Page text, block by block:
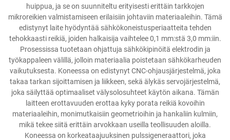
huippua, ja se on suunniteltu erityisesti erittäin tarkkojen
mikroreikien valmistamiseen erilaisiin johtaviin materiaaleihin. Tämä
edistynyt laite hyödyntää sähkökoneistusperiaatteita tehden
tehokkaasti reikiä, joiden halkaisija vaihtelee 0,1 mm:stä 3,0 mm:iin.
Prosessissa tuotetaan ohjattuja sähkökipinöitä elektrodin ja
työkappaleen välillä, jolloin materiaalia poistetaan sähkökarheuden
vaikutuksesta. Koneessa on edistynyt CNC-ohjausjärjestelmä, joka
takaa tarkan sijoittamisen ja liikkeen, sekä älykäs servojärjestelmä,
joka säilyttää optimaaliset välysolosuhteet käytön aikana. Tämän
laitteen erottavuuden erottaa kyky porata reikiä kovoihin
materiaaleihin, monimutkaisiin geometrioihin ja hankaliin kulmiin,
mikä tekee siitä erittäin arvokkaan useilla teollisuuden aloilla.
Koneessa on korkeataajuuksinen pulssigeneraattori, joka